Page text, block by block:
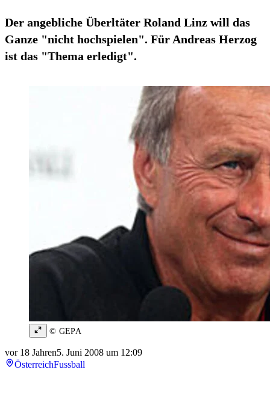
Der angebliche Überltäter Roland Linz will das
Ganze "nicht hochspielen". Für Andreas Herzog
ist das "Thema erledigt".
© GEPA
vor 18 Jahren5. Juni 2008 um 12:09
ÖsterreichFussball